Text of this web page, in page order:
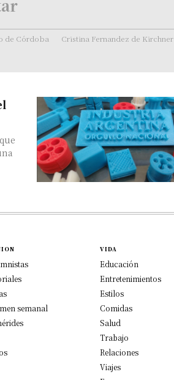
de Córdoba Cristina Fernandez de Kirchner
semanal
VIDA
Educación
Entretenimientos
Estilos
Comidas
Salud
Trabajo
Relaciones
Viajes